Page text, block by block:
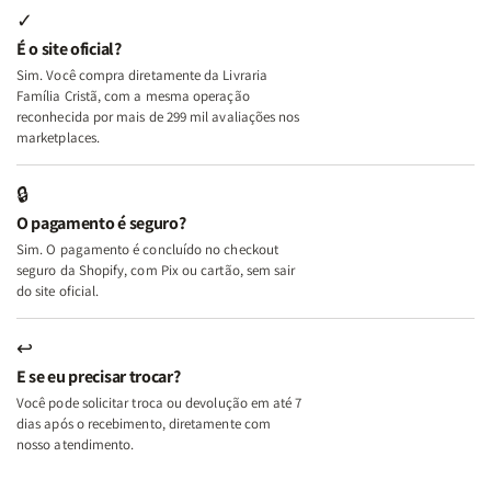
e
Deus
+
A
Mulher
Lar
+
A
Lar
✓
É o site oficial?
Sim. Você compra diretamente da Livraria
Família Cristã, com a mesma operação
reconhecida por mais de 299 mil avaliações nos
marketplaces.
🔒
O pagamento é seguro?
Sim. O pagamento é concluído no checkout
seguro da Shopify, com Pix ou cartão, sem sair
do site oficial.
↩
E se eu precisar trocar?
Você pode solicitar troca ou devolução em até 7
dias após o recebimento, diretamente com
nosso atendimento.